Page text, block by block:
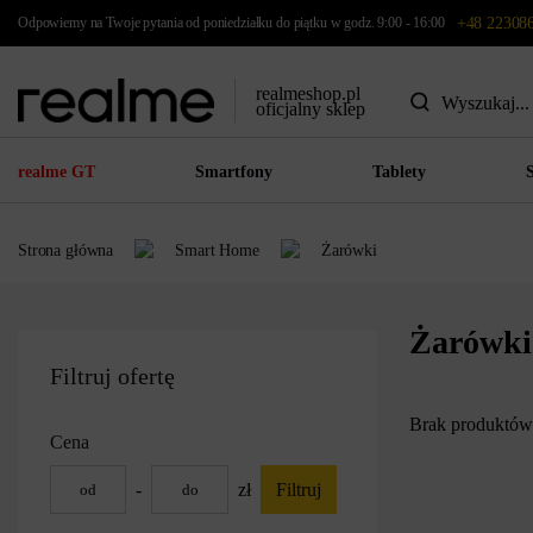
Odpowiemy na Twoje pytania od poniedziałku do piątku w godz. 9:00 - 16:00 +48
realmeshop.pl
oficjalny sklep
realme GT Smartfony Tablety
Strona główna Smart Home Żarówki
Filtruj ofertę
Cena
- zł
Żarówki
Brak